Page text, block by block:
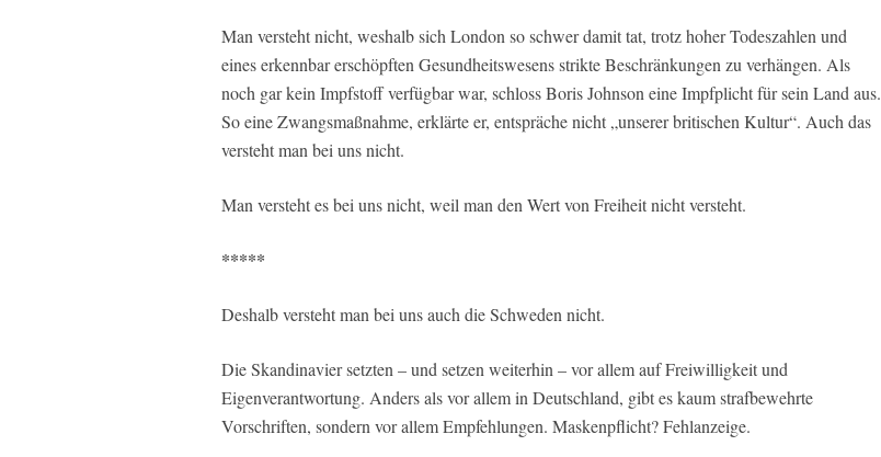
Man versteht nicht, weshalb sich London so schwer damit tat, trotz hoher Todeszahlen und
eines erkennbar erschöpften Gesundheitswesens strikte Beschränkungen zu verhängen. Als
noch gar kein Impfstoff verfügbar war, schloss Boris Johnson eine Impfplicht für sein Land aus.
So eine Zwangsmaßnahme, erklärte er, entspräche nicht „unserer britischen Kultur“. Auch das
versteht man bei uns nicht.
Man versteht es bei uns nicht, weil man den Wert von Freiheit nicht versteht.
*****
Deshalb versteht man bei uns auch die Schweden nicht.
Die Skandinavier setzten – und setzen weiterhin – vor allem auf Freiwilligkeit und
Eigenverantwortung. Anders als vor allem in Deutschland, gibt es kaum strafbewehrte
Vorschriften, sondern vor allem Empfehlungen. Maskenpflicht? Fehlanzeige.